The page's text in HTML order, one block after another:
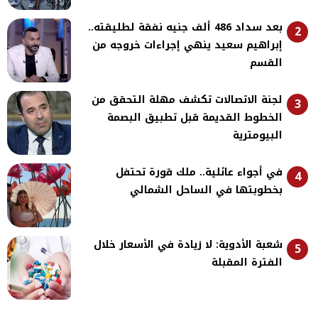
2
بعد سداد 486 ألف جنيه نفقة لطليقته..
إبراهيم سعيد ينهي إجراءات خروجه من
القسم
3
لجنة الاتصالات تكشف مهلة التحقق من
الخطوط القديمة قبل تطبيق البصمة
البيومترية
4
في أجواء عائلية.. ملك قورة تحتفل
بخطوبتها في الساحل الشمالي
5
شعبة الأدوية: لا زيادة في الأسعار خلال
الفترة المقبلة